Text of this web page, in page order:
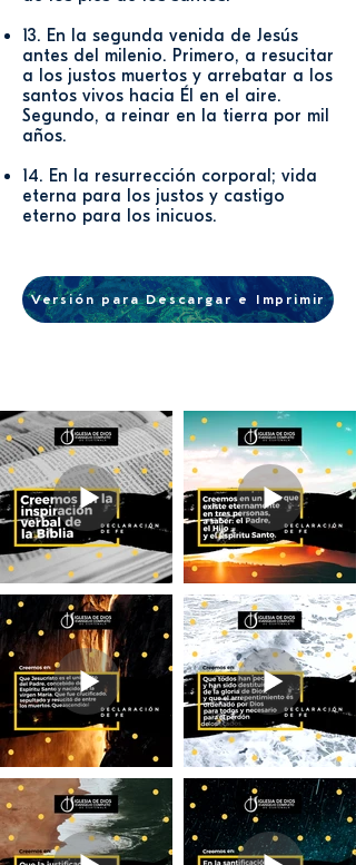
13. En la segunda venida de Jesús
antes del milenio. Primero, a resucitar
a los justos muertos y arrebatar a los
santos vivos hacia Él en el aire.
Segundo, a reinar en la tierra por mil
años.
14. En la resurrección corporal; vida
eterna para los justos y castigo
eterno para los inicuos.
Versión para Descargar e Imprimir